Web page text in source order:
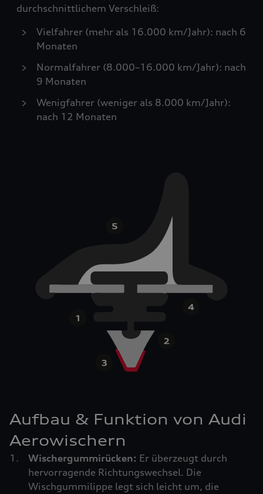
durchschnittlichem Verschleiß:
Vielfahrer (mehr als 16.000 km/Jahr): nach 6
Monaten
Normalfahrer (8.000–16.000 km/Jahr): nach
9 Monaten
Wenigfahrer (weniger als 8.000 km/Jahr):
nach 12 Monaten
Aufbau & Funktion von Audi
Aerowischern
Wischergummirücken: Er überzeugt durch
hervorragende Richtungswechsel. Die
Wischgummilippe legt sich leicht um, die